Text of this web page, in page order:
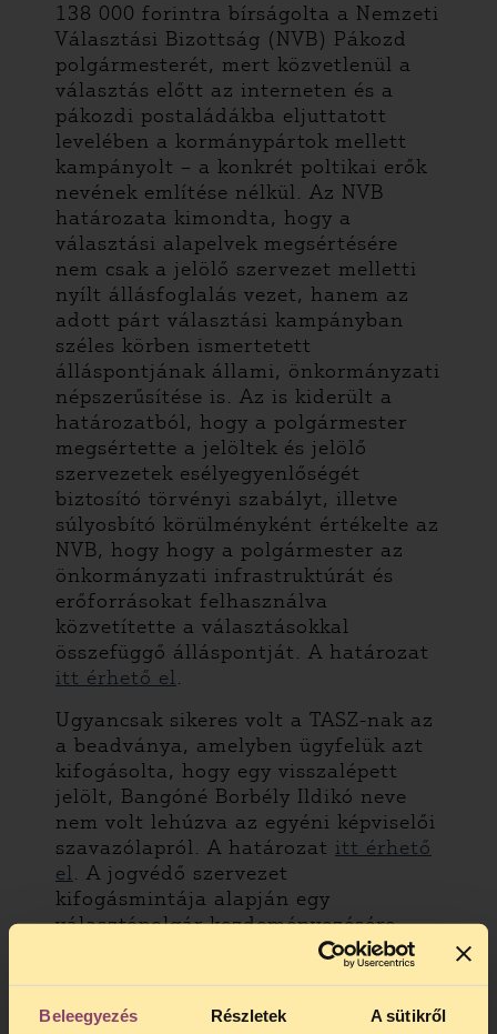
Beleegyezés Részletek A sütikről
138 000 forintra bírságolta a Nemzeti
Választási Bizottság (NVB) Pákozd
polgármesterét, mert közvetlenül a
választás előtt az interneten és a
pákozdi postaládákba eljuttatott
levelében a kormánypártok mellett
kampányolt – a konkrét poltikai erők
nevének említése nélkül. Az NVB
határozata kimondta, hogy a
választási alapelvek megsértésére
nem csak a jelölő szervezet melletti
nyílt állásfoglalás vezet, hanem az
adott párt választási kampányban
széles körben ismertetett
álláspontjának állami, önkormányzati
népszerűsítése is. Az is kiderült a
határozatból, hogy a polgármester
megsértette a jelöltek és jelölő
szervezetek esélyegyenlőségét
biztosító törvényi szabályt, illetve
súlyosbító körülményként értékelte az
NVB, hogy hogy a polgármester az
önkormányzati infrastruktúrát és
erőforrásokat felhasználva
közvetítette a választásokkal
összefüggő álláspontját. A határozat
itt érhető el.
Ugyancsak sikeres volt a TASZ-nak az
a beadványa, amelyben ügyfelük azt
kifogásolta, hogy egy visszalépett
jelölt, Bangóné Borbély Ildikó neve
nem volt lehúzva az egyéni képviselői
szavazólapról. A határozat itt érhető
el. A jogvédő szervezet
kifogásmintája alapján egy
választópolgár kezdeményezésére
szintén megállapította a Pest megye
02. számú Országgyűlési Egyéni
hogy Solymár 05. számú